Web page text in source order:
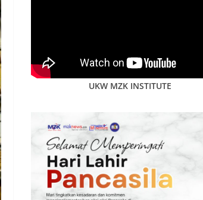
UKW MZK INSTITUTE